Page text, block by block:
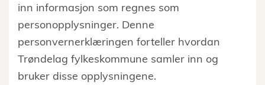
inn informasjon som regnes som
personopplysninger. Denne
personvernerklæringen forteller hvordan
Trøndelag fylkeskommune samler inn og
bruker disse opplysningene.